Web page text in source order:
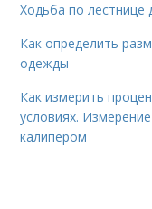
Ходьба по лестнице
Как определить
одежды
Как измерить
условиях.
калипером